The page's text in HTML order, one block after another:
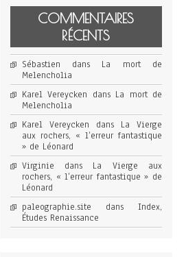
COMMENTAIRES
RÉCENTS
Sébastien dans La mort de
Melencholia
Karel Vereycken dans La mort de
Melencholia
Karel Vereycken dans La Vierge
aux rochers, « l’erreur fantastique
» de Léonard
Virginie dans La Vierge aux
rochers, « l’erreur fantastique » de
Léonard
paleographie.site dans Index,
Études Renaissance